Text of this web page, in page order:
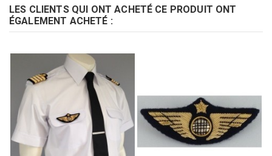
LES CLIENTS QUI ONT ACHETÉ CE PRODUIT ONT
ÉGALEMENT ACHETÉ :